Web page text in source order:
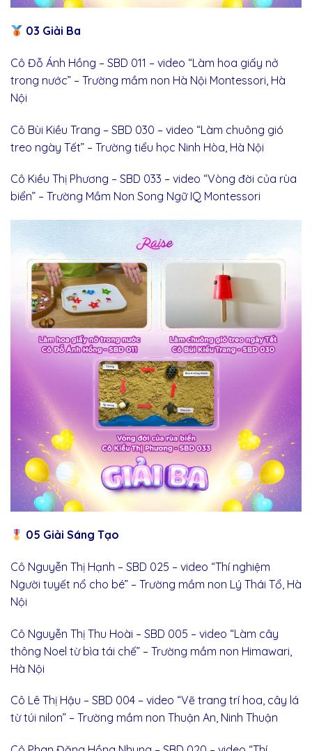
03 Giải Ba
Cô Đỗ Ánh Hồng – SBD 011 – video “Làm hoa giấy nở
trong nước” – Trường mầm non Hà Nội Montessori, Hà
Nội
Cô Bùi Kiều Trang – SBD 030 – video “Làm chuông gió
treo ngày Tết” – Trường tiểu học Ninh Hòa, Hà Nội
Cô Kiều Thị Phương – SBD 033 – video “Vòng đời của rùa
biển” – Trường Mầm Non Song Ngữ IQ Montessori
05 Giải Sáng Tạo
Cô Nguyễn Thị Hạnh – SBD 025 – video “Thí nghiệm
Người tuyết nổ cho bé” – Trường mầm non Lý Thái Tổ, Hà
Nội
Cô Nguyễn Thị Thu Hoài – SBD 005 – video “Làm cây
thông Noel từ bìa tái chế” – Trường mầm non Himawari,
Hà Nội
Cô Lê Thị Hậu – SBD 004 – video “Vẽ trang trí hoa, cây lá
từ túi nilon” – Trường mầm non Thuận An, Ninh Thuận